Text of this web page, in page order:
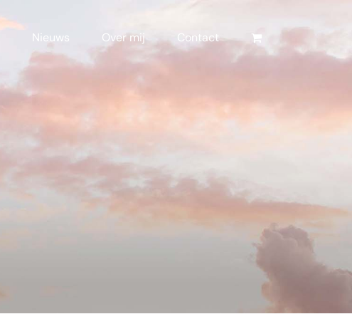
Nieuws Over mij Contact